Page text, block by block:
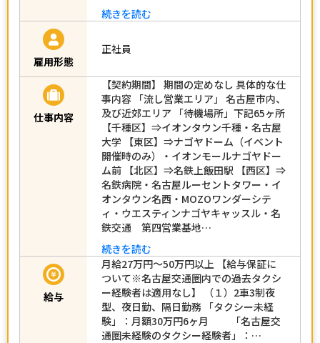
続きを読む
雇用形態
正社員
仕事内容
【契約期間】 期間の定めなし 具体的な仕
事内容 「流し営業エリア」 名古屋市内、
及び近郊エリア 「待機場所」下記65ヶ所
【千種区】⇒イオンタウン千種・名古屋
大学 【東区】⇒ナゴヤドーム（イベント
開催時のみ）・イオンモールナゴヤドー
ム前 【北区】⇒名鉄上飯田駅 【西区】⇒
名鉄病院・名古屋ルーセントタワー・イ
オンタウン名西・MOZOワンダーシテ
ィ・ウエスティンナゴヤキャッスル・名
鉄交通 第四営業基地…
続きを読む
給与
月給27万円～50万円以上 【給与保証に
ついて※名古屋交通圏内での過去タクシ
ー経験者は適用なし】 （１）2車3制夜
型、夜日勤、隔日勤務 「タクシー未経
験」：月額30万円6ヶ月 「名古屋交
通圏未経験のタクシー経験者」：…